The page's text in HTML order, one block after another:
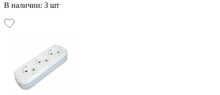
В наличии: 3 шт